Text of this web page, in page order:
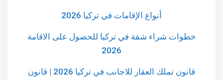
أنواع الإقامات في تركيا 2026
خطوات شراء شقة في تركيا للحصول على الاقامة
2026
قانون تملك العقار للاجانب في تركيا 2026 | قانون